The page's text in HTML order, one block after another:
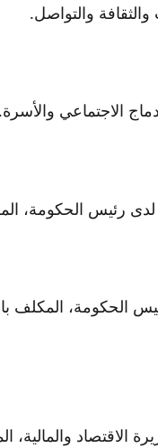
والتواصل.
الاجتماعي والأسرة.
رئيس الحكومة،
الحكومة، المكلف
الاقتصاد والمالية،